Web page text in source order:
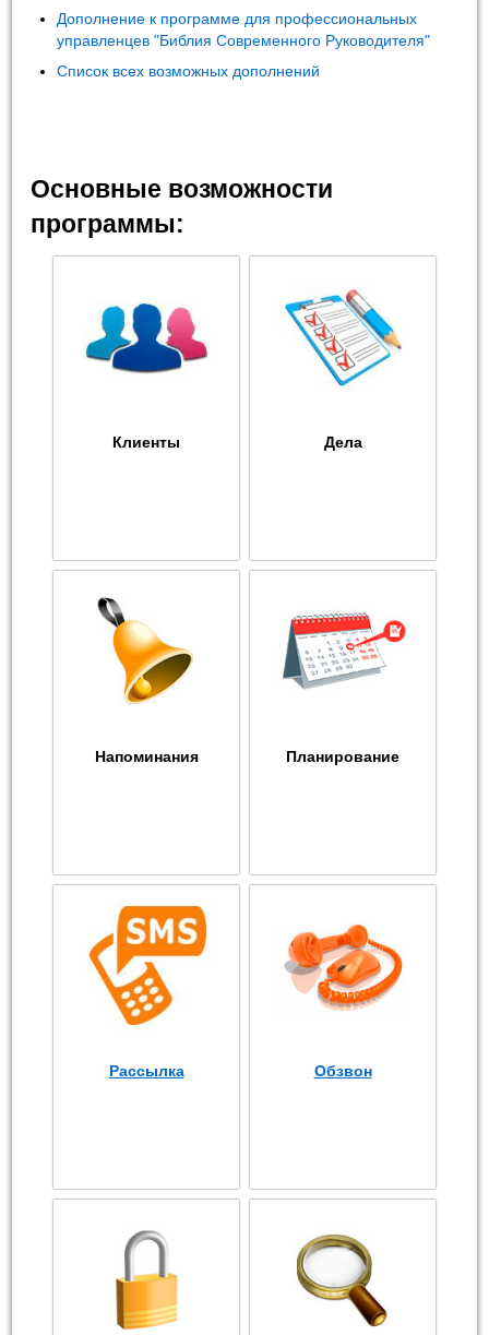
Дополнение к программе для профессиональных
управленцев "Библия Современного Руководителя"
Список всех возможных дополнений
Основные возможности
программы:
Клиенты Дела
Напоминания Планирование
Рассылка Обзвон